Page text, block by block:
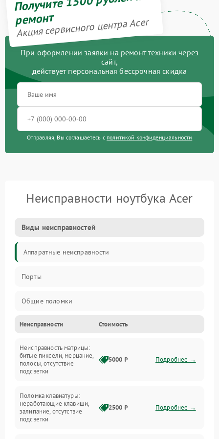
ремонт
Акция сервисного центра Acer
При оформлении заявки на ремонт техники через
сайт,
действует персональная бессрочная скидка
Отправляя, Вы соглашаетесь с политикой конфиденциальности
Неисправности ноутбука Acer
Виды неисправностей
Аппаратные неисправности
Порты
Общие поломки
Устройства
Программные ошибки
Электрические и системные сбои
Интерфейсные проблемы
Батарея
Неисправности Стоимость
Неисправность матрицы:
битые пиксели, мерцание,
полосы, отсутствие
подсветки
5000 ₽ Подробнее →
Поломка клавиатуры:
неработающие клавиши,
залипание, отсутствие
подсветки
2500 ₽ Подробнее →